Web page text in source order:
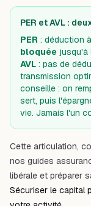
PER et AVL :
PER : déduction
bloquée jusqu'à
AVL : pas de
transmission
conseille : on
sert, puis
vie. Jamais l'un
Cette articulation,
nos guides
libérale et préparer
Sécuriser le capital